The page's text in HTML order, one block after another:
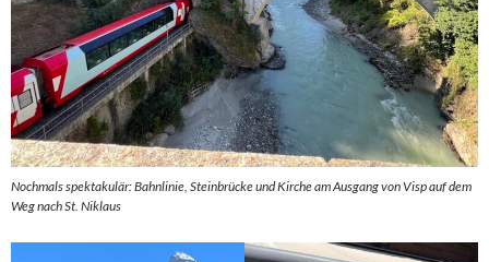
Nochmals spektakulär: Bahnlinie, Steinbrücke und Kirche am Ausgang von Visp auf dem
Weg nach St. Niklaus